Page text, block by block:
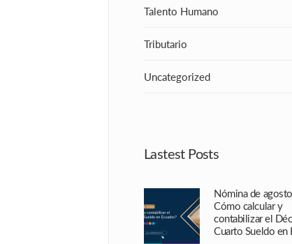
Talento Humano
Tributario
Uncategorized
Lastest Posts
Nómina de
Cómo calcular y
contabilizar el
Cuarto Sueldo en